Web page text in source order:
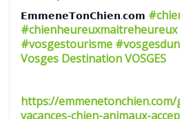
𝗘𝗺𝗺𝗲𝗻𝗲𝗧𝗼𝗻𝗖𝗵𝗶𝗲𝗻.𝗰𝗼𝗺
#chienheureuxmaitreheureux
#vosgestourisme
Vosges Destination VOSGES
https://
vacances-chien-animaux-